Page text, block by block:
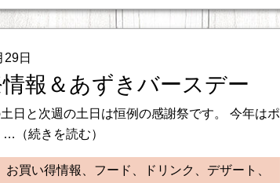
29日
報＆あずきバースデー
日と次週の土日は恒例の感謝祭です。 今年はポ
（続きを読む）
お買い得情報、フード、ドリンク、デザート、